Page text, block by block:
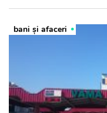
bani și afaceri